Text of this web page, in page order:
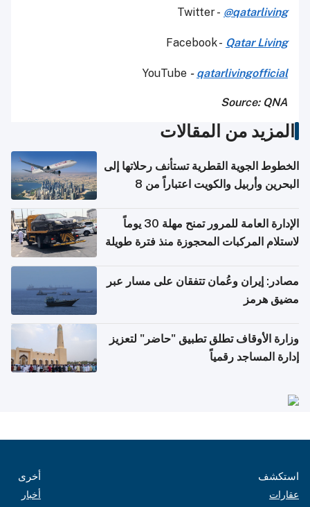
Twitter - @qatarliving
Facebook - Qatar Living
YouTube - qatarlivingofficial
Source: QNA
المزيد من المقالات
الخطوط الجوية القطرية تستأنف رحلاتها إلى
البحرين وأربيل والكويت اعتباراً من 8
الإدارة العامة للمرور تمنح مهلة 30 يوماً
لاستلام المركبات المحجوزة منذ فترة طويلة
مصادر: إيران وعُمان تتفقان على مسار عبر
مضيق هرمز
وزارة الأوقاف تطلق تطبيق "حاضر" لتعزيز
إدارة المساجد رقمياً
استكشف
عقارات
أخرى
أخبار